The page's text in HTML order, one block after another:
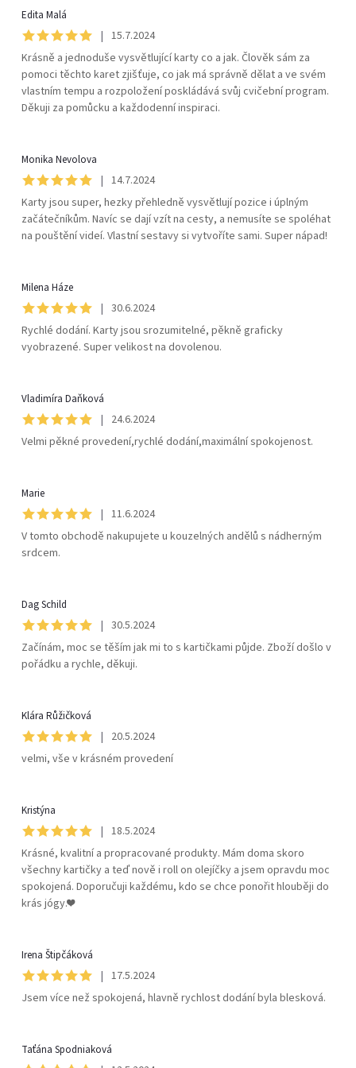
s
h
o
d
n
o
e
n
Edita Malá
| 15.7.2024
Krásně a jednoduše vysvětlující karty co a jak. Člověk sám za
pomoci těchto karet zjišťuje, co jak má správně dělat a ve svém
vlastním tempu a rozpoložení poskládává svůj cvičební program.
Děkuji za pomůcku a každodenní inspiraci.
Monika Nevolova
| 14.7.2024
Karty jsou super, hezky přehledně vysvětlují pozice i úplným
začátečníkům. Navíc se dají vzít na cesty, a nemusíte se spoléhat
na pouštění videí. Vlastní sestavy si vytvoříte sami. Super nápad!
Milena Háze
| 30.6.2024
Rychlé dodání. Karty jsou srozumitelné, pěkně graficky
vyobrazené. Super velikost na dovolenou.
Vladimíra Daňková
| 24.6.2024
Velmi pěkné provedení,rychlé dodání,maximální spokojenost.
Marie
| 11.6.2024
V tomto obchodě nakupujete u kouzelných andělů s nádherným
srdcem.
Dag Schild
| 30.5.2024
Začínám, moc se těším jak mi to s kartičkami půjde. Zboží došlo v
pořádku a rychle, děkuji.
Klára Růžičková
| 20.5.2024
velmi, vše v krásném provedení
Kristýna
| 18.5.2024
Krásné, kvalitní a propracované produkty. Mám doma skoro
všechny kartičky a teď nově i roll on olejíčky a jsem opravdu moc
spokojená. Doporučuji každému, kdo se chce ponořit hlouběji do
krás jógy.❤️
Irena Štipčáková
| 17.5.2024
Jsem více než spokojená, hlavně rychlost dodání byla blesková.
Taťána Spodniaková